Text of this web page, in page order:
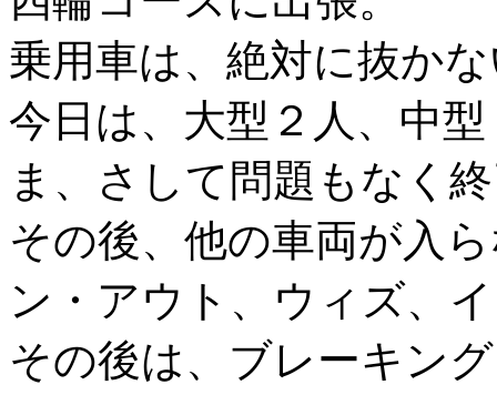
乗用車は、絶対に抜か
今日は、大型２人、中
ま、さして問題もなく
その後、他の車両が入
ン・アウト、ウィズ、
その後は、ブレーキン